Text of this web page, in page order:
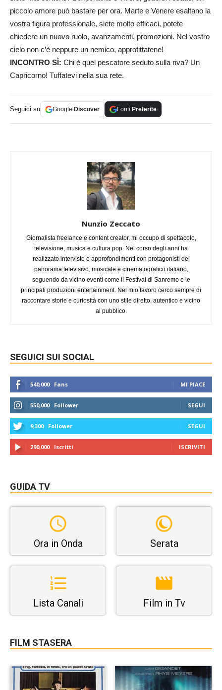
piccolo amore può bastare per ora. Marte e Venere esaltano la
vostra figura professionale, siete molto efficaci, potete
chiedere un nuovo ruolo, avanzamenti, promozioni. Nel vostro
cielo non c’è neppure un nemico, approfittatene!
INCONTRO SÌ: Chi è quel pescatore seduto sulla riva? Un
Capricorno! Tuffatevi nella sua rete.
Seguici su Google Discover Fonti Preferite
Nunzio Zeccato
Giornalista freelance e content creator, mi occupo di spettacolo,
televisione, musica e cultura pop. Nel corso degli anni ha
realizzato interviste e approfondimenti con protagonisti del
panorama televisivo, musicale e cinematografico italiano,
seguendo da vicino eventi come il Festival di Sanremo e le
principali produzioni entertainment. Nel mio lavoro cerco sempre di
raccontare storie e curiosità con uno stile diretto, autentico e vicino
al pubblico.
SEGUICI SUI SOCIAL
540,000 Fans MI PIACE
550,000 Follower SEGUI
9,300 Follower SEGUI
290,000 Iscritti ISCRIVITI
GUIDA TV
Ora in Onda Serata
Lista Canali Film in Tv
FILM STASERA